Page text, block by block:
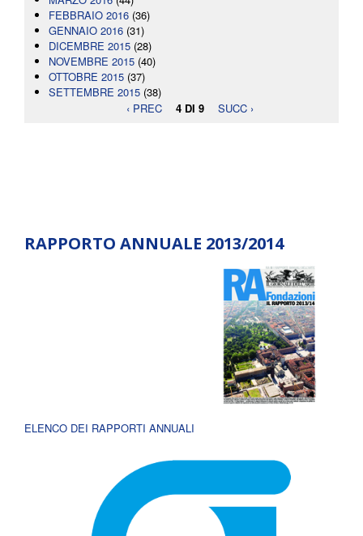
FEBBRAIO 2016 (36)
GENNAIO 2016 (31)
DICEMBRE 2015 (28)
NOVEMBRE 2015 (40)
OTTOBRE 2015 (37)
SETTEMBRE 2015 (38)
‹ PREC
4 DI 9 SUCC ›
RAPPORTO ANNUALE 2013/2014
ELENCO DEI RAPPORTI ANNUALI